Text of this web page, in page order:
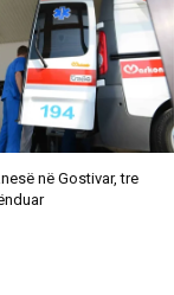
në Gostivar, tre